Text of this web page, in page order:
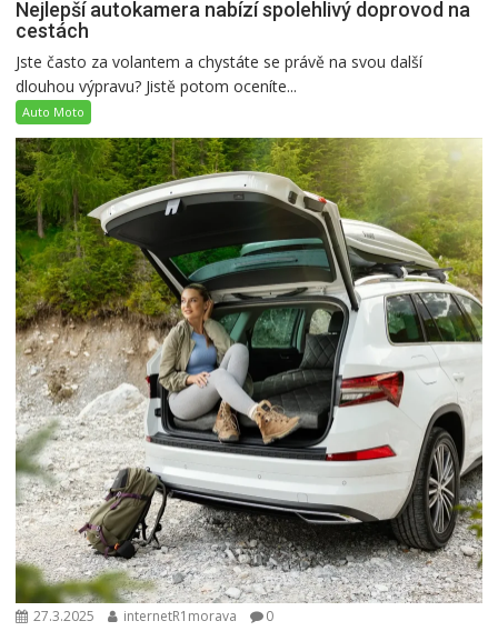
Nejlepší autokamera nabízí spolehlivý doprovod na
cestách
Jste často za volantem a chystáte se právě na svou další
dlouhou výpravu? Jistě potom oceníte...
Auto Moto
27.3.2025 internetR1morava 0